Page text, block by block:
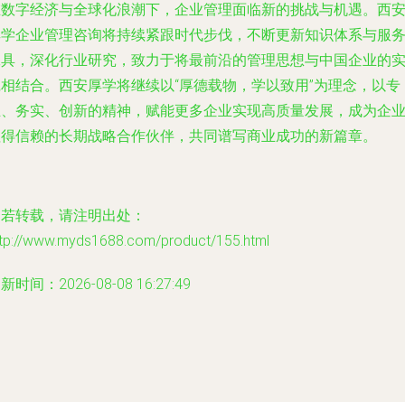
字经济与全球化浪潮下，企业管理面临新的挑战与机遇。西安
企业管理咨询将持续紧跟时代步伐，不断更新知识体系与服务
，深化行业研究，致力于将最前沿的管理思想与中国企业的实
结合。西安厚学将继续以“厚德载物，学以致用”为理念，以专
务实、创新的精神，赋能更多企业实现高质量发展，成为企业
信赖的长期战略合作伙伴，共同谱写商业成功的新篇章。
转载，请注明出处：
www.myds1688.com/product/155.html
时间：2026-08-08 16:27:49